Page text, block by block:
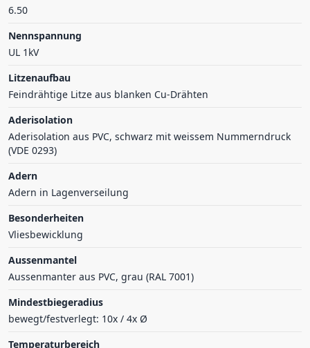
6.50
Nennspannung
UL 1kV
Litzenaufbau
Feindrähtige Litze aus blanken Cu-Drähten
Aderisolation
Aderisolation aus PVC, schwarz mit weissem Nummerndruck
(VDE 0293)
Adern
Adern in Lagenverseilung
Besonderheiten
Vliesbewicklung
Aussenmantel
Aussenmanter aus PVC, grau (RAL 7001)
Mindestbiegeradius
bewegt/festverlegt: 10x / 4x Ø
Temperaturbereich